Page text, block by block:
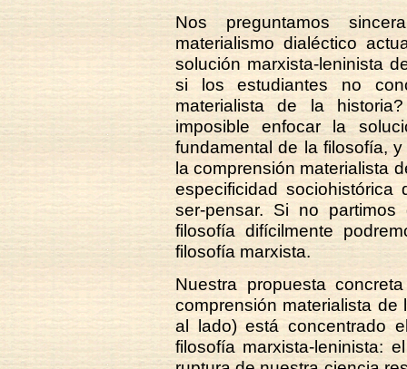
Nos preguntamos
materialismo dialéctico
solución marxista-leninista
si los estudiantes no
materialista de la
imposible enfocar la
fundamental de la filosofía,
la comprensión materialista
especificidad
ser-pensar. Si no
filosofía difícilmente
filosofía marxista.
Nuestra propuesta
comprensión materialista
al lado) está concentrado
filosofía marxista-leninista: